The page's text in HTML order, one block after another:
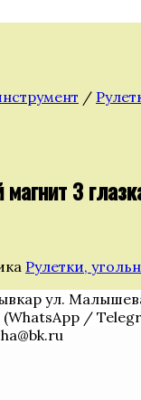
/
3
Рулетки,
ул.
(WhatsApp /